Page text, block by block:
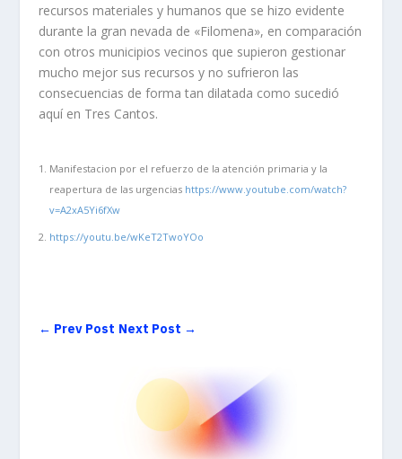
recursos materiales y humanos que se hizo evidente
durante la gran nevada de «Filomena», en comparación
con otros municipios vecinos que supieron gestionar
mucho mejor sus recursos y no sufrieron las
consecuencias de forma tan dilatada como sucedió
aquí en Tres Cantos.
Manifestacion por el refuerzo de la atención primaria y la
reapertura de las urgencias https://www.youtube.com/watch?
v=A2xA5Yi6fXw
https://youtu.be/wKeT2TwoYOo
← Prev Post Next Post →